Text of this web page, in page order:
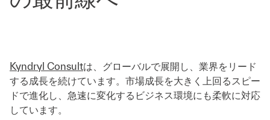
Kyndryl Consultは、グローバルで展開し、業界をリード
する成長を続けています。市場成長を大きく上回るスピー
ドで進化し、急速に変化するビジネス環境にも柔軟に対応
しています。